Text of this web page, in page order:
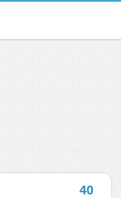
40